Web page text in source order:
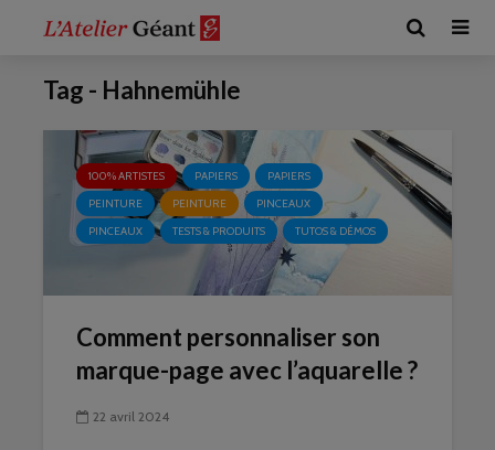
Tag - Hahnemühle
100% ARTISTES PAPIERS
PAPIERS
PEINTURE
PEINTURE
PINCEAUX
PINCEAUX
TESTS & PRODUITS TUTOS & DÉMOS
Comment personnaliser son
marque-page avec l’aquarelle ?
22 avril 2024